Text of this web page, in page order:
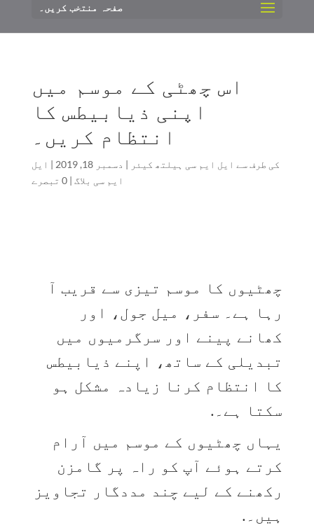
صفحہ منتخب کریں۔
اس چھٹی کے موسم میں
اپنی ذیابیطس کا
انتظام کریں۔
کی طرف سے ایل ایم سی ہیلتھ کیئر | دسمبر 18, 2019 | ایل
ایم سی بلاگ |0 تبصرے
چھٹیوں کا موسم تیزی سے قریب آ
رہا ہے۔ سفر، میل جول، اور
کھانے پینے اور سرگرمیوں میں
تبدیلی کے ساتھ، اپنے ذیابیطس
کا انتظام کرنا زیادہ مشکل ہو
سکتا ہے۔.
یہاں چھٹیوں کے موسم میں آرام
کرتے ہوئے آپ کو راہ پر گامزن
رکھنے کے لیے چند مددگار تجاویز
ہیں۔.